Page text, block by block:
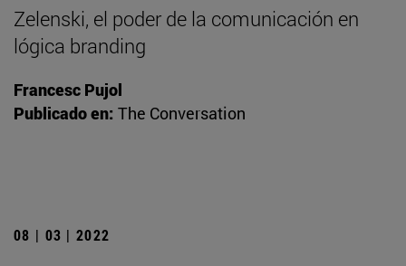
Zelenski, el poder de la comunicación en
lógica branding
Francesc Pujol
Publicado en: The Conversation
08 | 03 | 2022